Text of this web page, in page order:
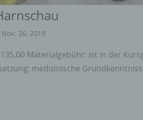
Nov. 26, 2019
135,00 Materialgebühr: ist in der
medizinische